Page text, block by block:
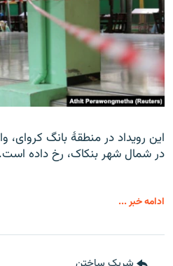
این رویداد در منطقۀ بانگ کروای،
در شمال شهر بنکاک، رخ داده است.
ادامه خبر ...